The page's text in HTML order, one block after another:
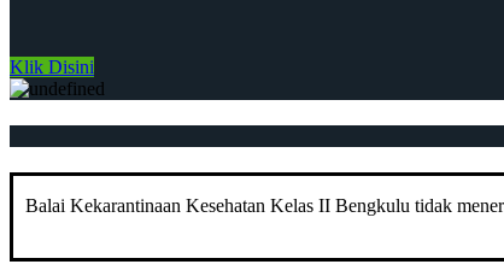
Klik Disini
Balai Kekarantinaan Kesehatan Kelas II Bengkulu tidak